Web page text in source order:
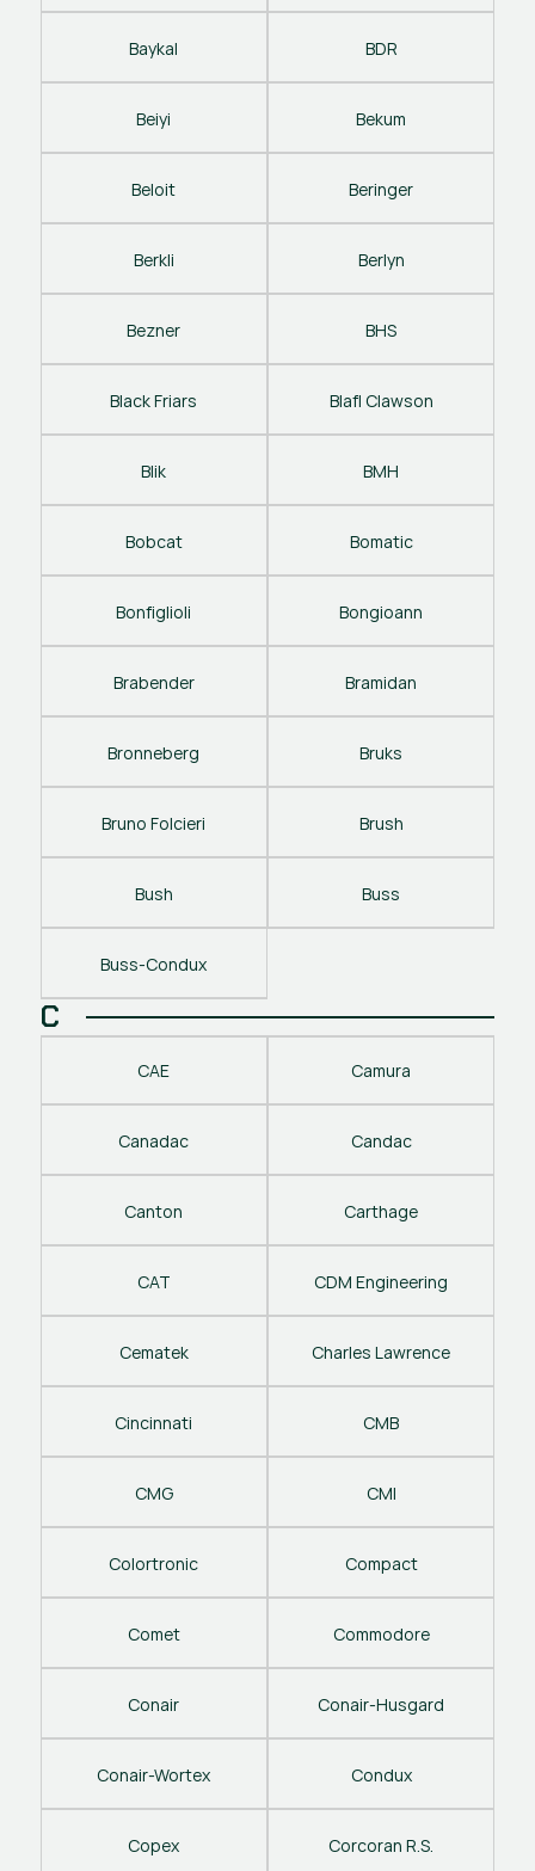
Baykal BDR
Beiyi Bekum
Beloit Beringer
Berkli Berlyn
Bezner BHS
Black Friars Blafl Clawson
Blik BMH
Bobcat Bomatic
Bonfiglioli Bongioann
Brabender Bramidan
Bronneberg Bruks
Bruno Folcieri Brush
Bush Buss
Buss-Condux
C
CAE Camura
Canadac Candac
Canton Carthage
CAT CDM Engineering
Cematek Charles Lawrence
Cincinnati CMB
CMG CMI
Colortronic Compact
Comet Commodore
Conair Conair-Husgard
Conair-Wortex Condux
Copex Corcoran R.S.